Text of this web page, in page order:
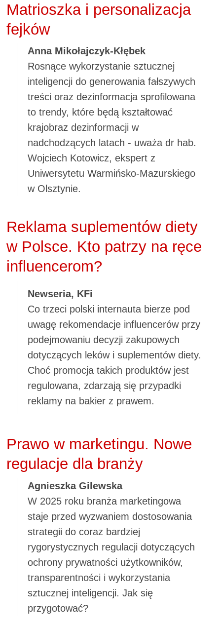
Matrioszka i personalizacja
fejków
Anna Mikołajczyk-Kłębek
Rosnące wykorzystanie sztucznej
inteligencji do generowania fałszywych
treści oraz dezinformacja sprofilowana
to trendy, które będą kształtować
krajobraz dezinformacji w
nadchodzących latach - uważa dr hab.
Wojciech Kotowicz, ekspert z
Uniwersytetu Warmińsko-Mazurskiego
w Olsztynie.
Reklama suplementów diety
w Polsce. Kto patrzy na ręce
influencerom?
Newseria, KFi
Co trzeci polski internauta bierze pod
uwagę rekomendacje influencerów przy
podejmowaniu decyzji zakupowych
dotyczących leków i suplementów diety.
Choć promocja takich produktów jest
regulowana, zdarzają się przypadki
reklamy na bakier z prawem.
Prawo w marketingu. Nowe
regulacje dla branży
Agnieszka Gilewska
W 2025 roku branża marketingowa
staje przed wyzwaniem dostosowania
strategii do coraz bardziej
rygorystycznych regulacji dotyczących
ochrony prywatności użytkowników,
transparentności i wykorzystania
sztucznej inteligencji. Jak się
przygotować?